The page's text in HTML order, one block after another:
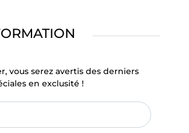
vous serez avertis des derniers
en exclusité !